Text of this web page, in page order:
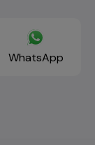
WhatsApp